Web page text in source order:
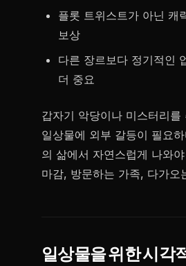
플롯 트위스트가 아닌 캐
보상
다른 장르보다 정기적인
더 중요
갑자기 악당이나 미스터리를
일상물에 외부 갈등이 필요
의 삶에서 자연스럽게 나와
마감, 방문하는 가족, 다가오
일상물을 위한 시각